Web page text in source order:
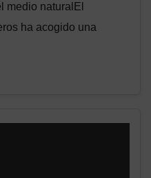
medio naturalEl
ha acogido una